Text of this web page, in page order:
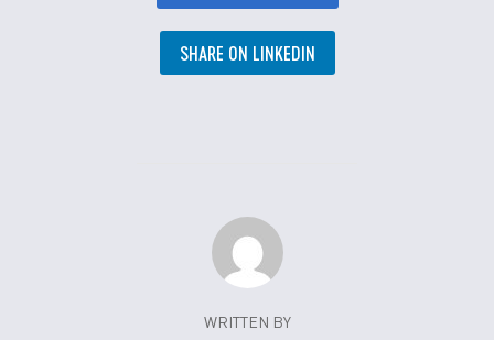
SHARE ON LINKEDIN
WRITTEN BY